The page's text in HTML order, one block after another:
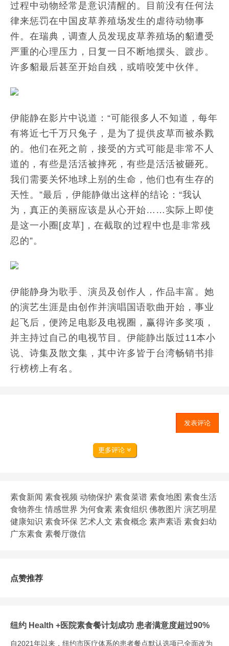
过程中动物经常是意识清醒的。目前没有任何法
律来惩罚在中国皮草养殖场发生的虐待动物事
件。在瑞典，调查人员发现皮草养殖场的貂遭受
严重的心理压力，日复一日不断地摆头、踱步。
许多貂最后甚至开始自残，或啃咬笼中伙伴。
伊能静在影片中说道：“可能很多人不知道，每年
有将近七千万只兔子，是为了提供皮草而被杀戮
的。他们在死之前，接受的方式可能是非常不人
道的，有些是活活被摔死，有些是活活被砸死。
我们需要关怀地球上别的生命，他们也有生存的
天性。”最后，伊能静做出这样的结论：“我认
为，真正的美丽应该是从心开始……实际上即使
是这一小圈[皮草]，在截取的过程中也是非常残
忍的”。
伊能静身为歌手、演员及创作人，作品丰富。她
的演艺生涯是由创作并演唱国语歌曲开始，事业
起飞后，便跨足电影及电视圈，赢得许多奖项，
并主持过自己的电视节目。伊能静出版过11本小
说、诗集及散文集，其中许多皆于台湾畅销书排
行榜榜上有名。
发表评论
更多评论
素食新闻 素食视频 动物保护 素食菜谱 素食地图 素食生活
食物养生 情感世界 为何食素 素食组织 佛教图片 演艺明星
健康知识 素食环保 艺术人文 素食概念 素声素语 素食妇幼
广东素食 素餐厅微信
点赞推荐
纽约 Health +医院素食餐计划成功 患者满意度超过90%
自2021年以来，纽约市医疗体系的患者餐点默认选项已全面改为